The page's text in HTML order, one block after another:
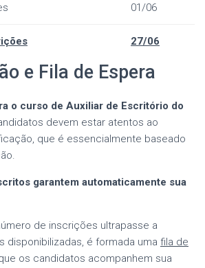
01/06
27/06
e Fila de Espera
o curso de Auxiliar de Escritório do
devem estar atentos ao
que é essencialmente baseado
garantem automaticamente sua
de inscrições ultrapasse a
disponibilizadas, é formada uma fila de
os candidatos acompanhem sua